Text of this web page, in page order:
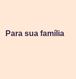
Para sua família